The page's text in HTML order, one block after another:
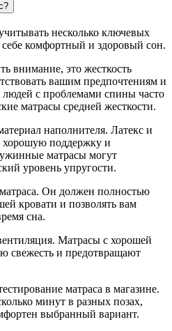
несколько ключевых
себе комфортный и здоровый сон.
внимание, это жесткость
вашим предпочтениям и
людей с проблемами спины часто
матрасы средней жесткости.
наполнителя. Латекс и
поддержку и
матрасы могут
уровень упругости.
Он должен полностью
кровати и позволять вам
сна.
Матрасы с хорошей
свежесть и предотвращают
матраса в магазине.
минут в разных позах,
выбранный вариант.